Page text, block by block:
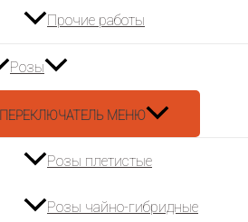
Прочие работы
Розы
ПЕРЕКЛЮЧАТЕЛЬ МЕНЮ
Розы плетистые
Розы чайно-гибридные